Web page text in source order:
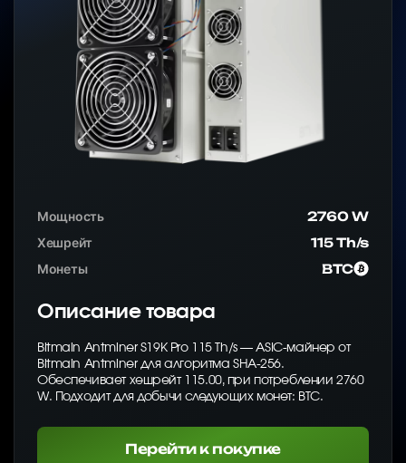
Мощность
2760 W
Хешрейт
115 Th/s
Монеты
BTC
Описание товара
Bitmain Antminer S19K Pro 115 Th/s — ASIC-майнер от
Bitmain Antminer для алгоритма SHA-256.
Обеспечивает хешрейт 115.00, при потреблении 2760
W. Подходит для добычи следующих монет: BTC.
Перейти к покупке